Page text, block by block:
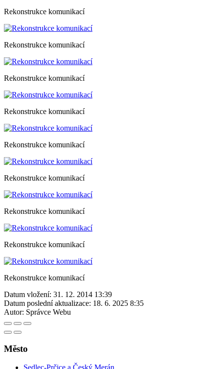
Rekonstrukce komunikací
Rekonstrukce komunikací
Rekonstrukce komunikací
Rekonstrukce komunikací
Rekonstrukce komunikací
Rekonstrukce komunikací
Rekonstrukce komunikací
Rekonstrukce komunikací
Rekonstrukce komunikací
Datum vložení: 31. 12. 2014 13:39
Datum poslední aktualizace: 18. 6. 2025 8:35
Autor: Správce Webu
Město